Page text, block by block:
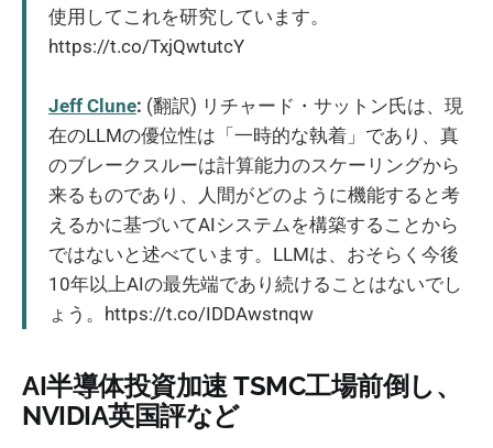
使用してこれを研究しています。
https://t.co/TxjQwtutcY
Jeff Clune: (翻訳) リチャード・サットン氏は、現
在のLLMの優位性は「一時的な執着」であり、真
のブレークスルーは計算能力のスケーリングから
来るものであり、人間がどのように機能すると考
えるかに基づいてAIシステムを構築することから
ではないと述べています。LLMは、おそらく今後
10年以上AIの最先端であり続けることはないでし
ょう。https://t.co/IDDAwstnqw
AI半導体投資加速 TSMC工場前倒し、
NVIDIA英国評など